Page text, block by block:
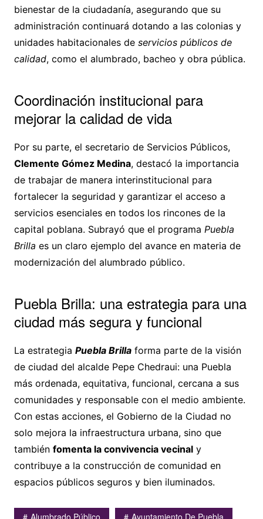
bienestar de la ciudadanía, asegurando que su
administración continuará dotando a las colonias y
unidades habitacionales de servicios públicos de
calidad, como el alumbrado, bacheo y obra pública.
Coordinación institucional para
mejorar la calidad de vida
Por su parte, el secretario de Servicios Públicos,
Clemente Gómez Medina, destacó la importancia
de trabajar de manera interinstitucional para
fortalecer la seguridad y garantizar el acceso a
servicios esenciales en todos los rincones de la
capital poblana. Subrayó que el programa Puebla
Brilla es un claro ejemplo del avance en materia de
modernización del alumbrado público.
Puebla Brilla: una estrategia para una
ciudad más segura y funcional
La estrategia Puebla Brillaforma parte de la visión
de ciudad del alcalde Pepe Chedraui: una Puebla
más ordenada, equitativa, funcional, cercana a sus
comunidades y responsable con el medio ambiente.
Con estas acciones, el Gobierno de la Ciudad no
solo mejora la infraestructura urbana, sino que
también fomenta la convivencia vecinaly
contribuye a la construcción de comunidad en
espacios públicos seguros y bien iluminados.